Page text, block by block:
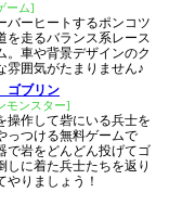
ーム]
バーヒートするポンコツ
を走るバランス系レース
。車や背景デザインのク
雰囲気がたまりません♪
ゴブリン
モンスター]
操作して砦にいる兵士を
っつける無料ゲームで
で岩をどんどん投げてゴ
しに着た兵士たちを返り
やりましょう！